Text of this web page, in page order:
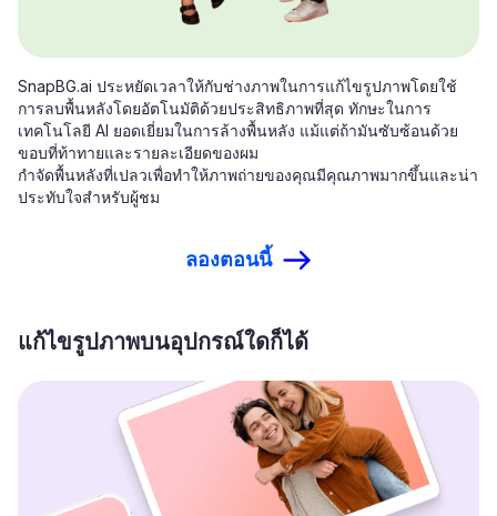
SnapBG.ai ประหยัดเวลาให้กับช่างภาพในการแก้ไขรูปภาพโดยใช้
การลบพื้นหลังโดยอัตโนมัติด้วยประสิทธิภาพที่สุด ทักษะในการ
เทคโนโลยี AI ยอดเยี่ยมในการล้างพื้นหลัง แม้แต่ถ้ามันซับซ้อนด้วย
ขอบที่ท้าทายและรายละเอียดของผม
กำจัดพื้นหลังที่เปลวเพื่อทำให้ภาพถ่ายของคุณมีคุณภาพมากขึ้นและน่า
ประทับใจสำหรับผู้ชม
ลองตอนนี้
แก้ไขรูปภาพบนอุปกรณ์ใดก็ได้